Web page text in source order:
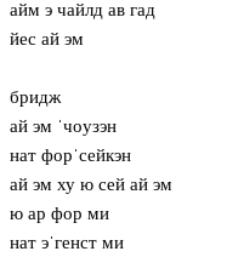
айм э чайлд ав гад
йес ай эм
бридж
ай эм ˈчoузэн
нат форˈсейкэн
ай эм ху ю сей ай эм
ю ар фор ми
нат эˈгенст ми